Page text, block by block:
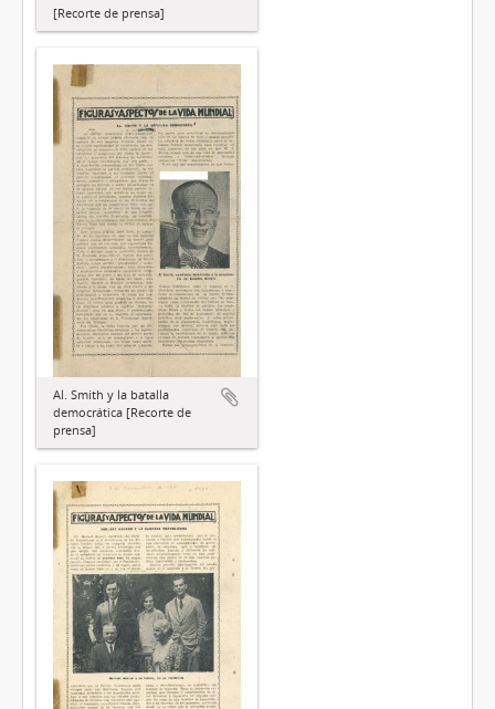
[Recorte de prensa]
Al. Smith y la batalla
democrática [Recorte de
prensa]